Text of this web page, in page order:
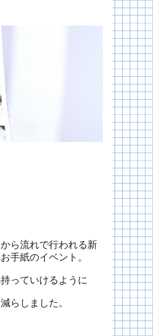
ら流れで行われる新
手紙のイベント。
っていけるように
らしました。